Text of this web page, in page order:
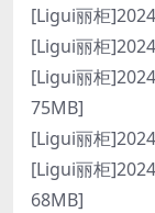
[Ligui丽柜
[Ligui丽柜
[Ligui丽柜
75MB]
[Ligui丽柜
[Ligui丽柜
68MB]